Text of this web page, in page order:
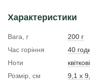
Характеристики
Вага, г
200 г
Час горіння
40
Ноти
квіткові
Розмір, см
9,1 x